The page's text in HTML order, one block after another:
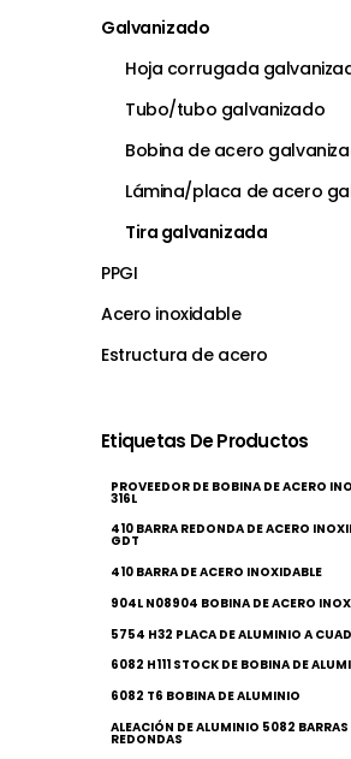
Galvanizado
Hoja corrugada
Tubo/tubo galvanizado
Bobina de acero
Lámina/placa de acero
Tira galvanizada
PPGI
Acero inoxidable
Estructura de acero
Etiquetas De Productos
PROVEEDOR DE BOBINA DE ACERO
316L
410 BARRA REDONDA DE ACERO
GDT
410 BARRA DE ACERO INOXIDABLE
904L N08904 BOBINA DE ACERO
5754 H32 PLACA DE ALUMINIO A
6082 H111 STOCK DE BOBINA DE
6082 T6 BOBINA DE ALUMINIO
ALEACIÓN DE ALUMINIO 5082 BARRAS
REDONDAS